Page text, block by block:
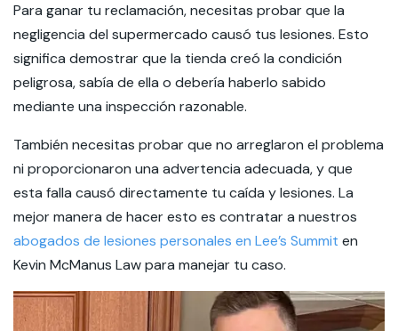
Para ganar tu reclamación, necesitas probar que la
negligencia del supermercado causó tus lesiones. Esto
significa demostrar que la tienda creó la condición
peligrosa, sabía de ella o debería haberlo sabido
mediante una inspección razonable.
También necesitas probar que no arreglaron el problema
ni proporcionaron una advertencia adecuada, y que
esta falla causó directamente tu caída y lesiones. La
mejor manera de hacer esto es contratar a nuestros
abogados de lesiones personales en Lee’s Summit en
Kevin McManus Law para manejar tu caso.